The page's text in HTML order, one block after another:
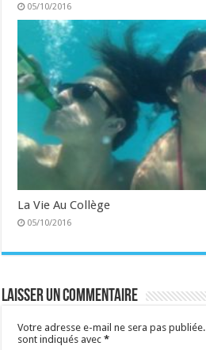
05/10/2016
La Vie Au Collège
05/10/2016
Laisser un commentaire
Votre adresse e-mail ne sera pas publiée.
sont indiqués avec*